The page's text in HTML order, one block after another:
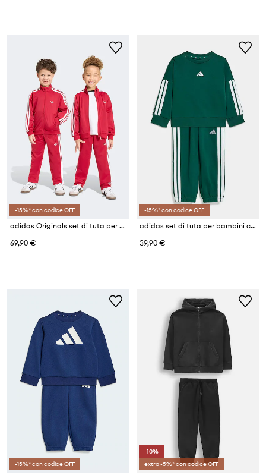
-15%* con codice OFF
adidas Originals set di tuta per bambini
69,90 €
-15%* con codice OFF
adidas set di tuta per bambini con cotone
39,90 €
-15%* con codice OFF
-10%
extra -5%* con codice OFF